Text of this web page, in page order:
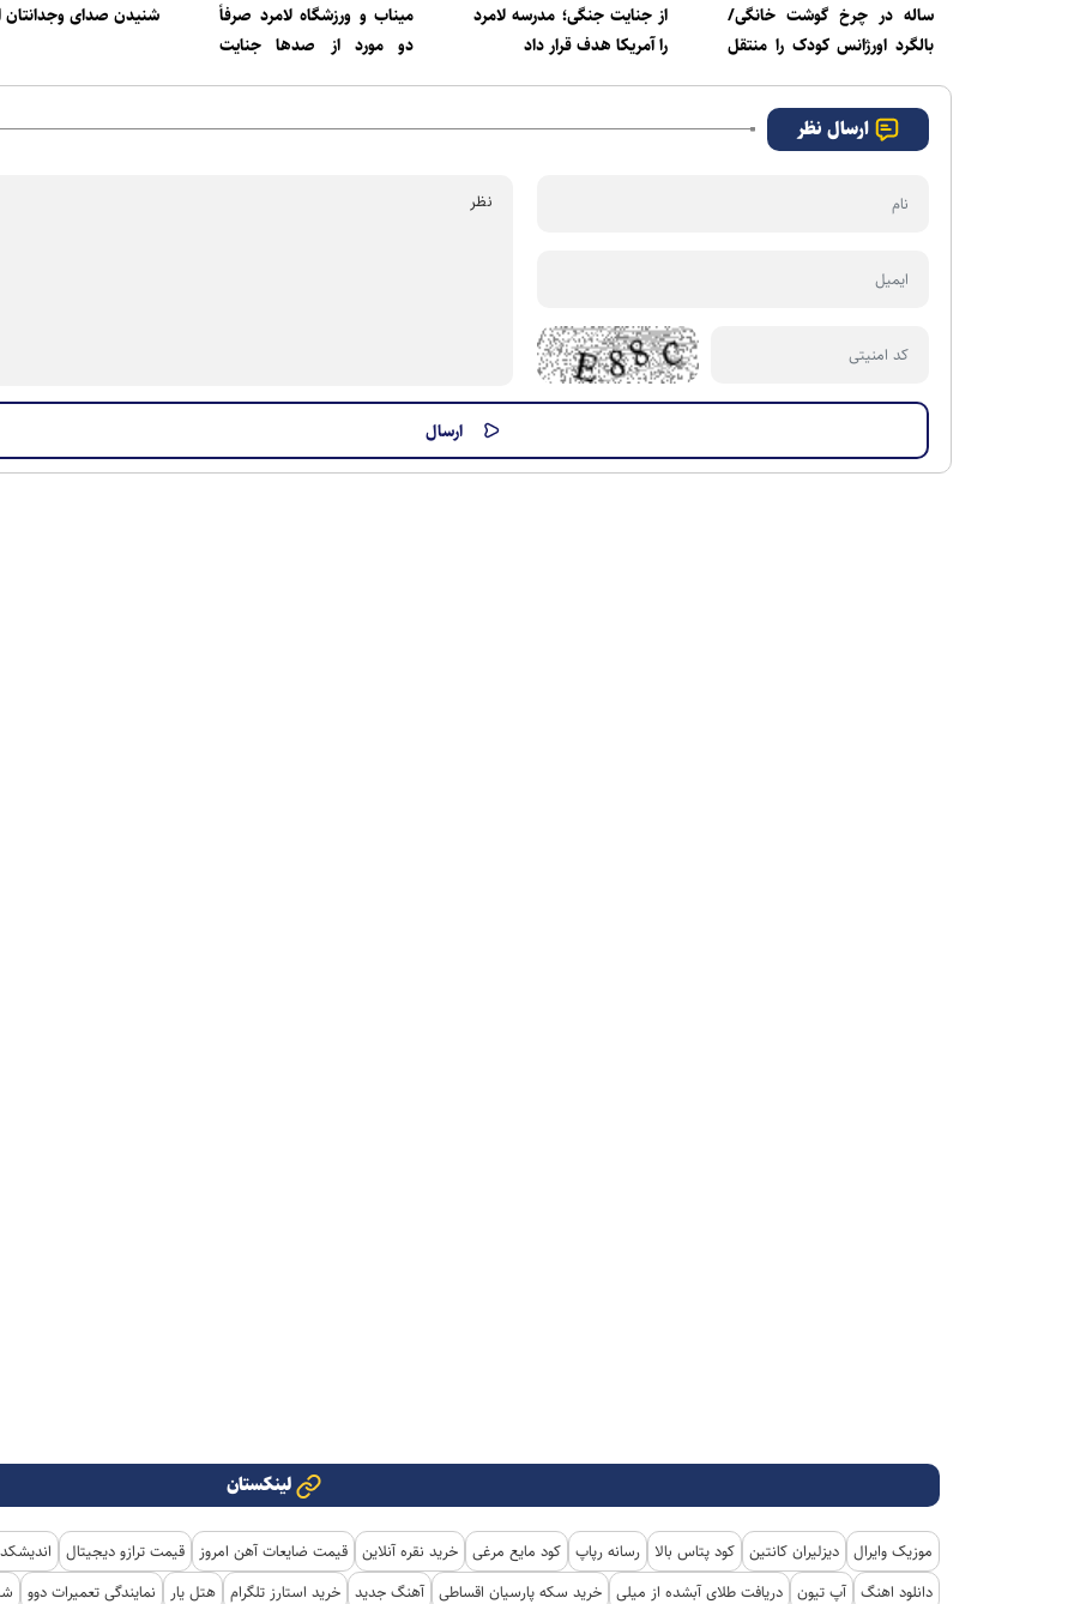
ساله در چرخ گوشت خانگی/
بالگرد اورژانس کودک را منتقل
از جنایت جنگی؛ مدرسه‌ لامرد
را آمریکا هدف قرار داد
میناب و ورزشگاه لامرد صرفاً
دو مورد از صدها جنایت
شنیدن صدای
ارسال نظر
لینکستان
موزیک وایرال دیزلیران کانتین کود پتاس بالا رسانه رپاپ کود مایع مرغی خرید نقره آنلاین قیمت ضایعات آهن امروز قیمت ترازو دیجیتال
دانلود اهنگ آپ تیون دریافت طلای آبشده از میلی خرید سکه پارسیان اقساطی آهنگ جدید خرید استارز تلگرام هتل یار نمایندگی تعمیرات دوو